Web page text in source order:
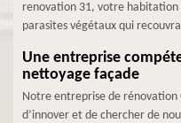
renovation 31, votre habitation
parasites végétaux qui
Une entreprise
nettoyage façade
Notre entreprise de rénovation
d’innover et de chercher de